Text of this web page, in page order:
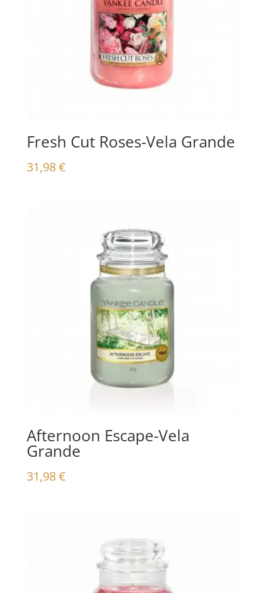
Fresh Cut Roses-Vela Grande
31,98€
Afternoon Escape-Vela
Grande
31,98€